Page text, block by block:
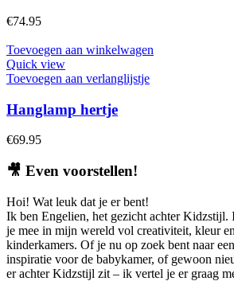
€74.95
Toevoegen aan winkelwagen
Quick view
Toevoegen aan verlanglijstje
Hanglamp hertje
€69.95
🎥 Even voorstellen!
Hoi! Wat leuk dat je er bent!
Ik ben Engelien, het gezicht achter Kidzstijl.
je mee in mijn wereld vol creativiteit, kleur
kinderkamers. Of je nu op zoek bent naar
inspiratie voor de babykamer, of gewoon
er achter Kidzstijl zit – ik vertel je er graag